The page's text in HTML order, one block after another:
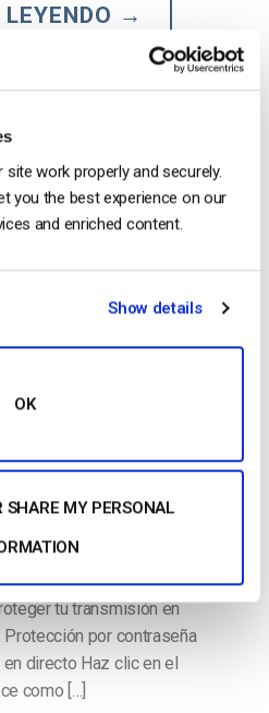
work properly and securely.
you the best experience on our
and enriched content.
Show details
OK
SHARE MY PERSONAL
→
transmisión en
de streaming segura
sus contenidos de
Hemos reunido unos
tu transmisión en
por contraseña
directo Haz clic en el
como […]